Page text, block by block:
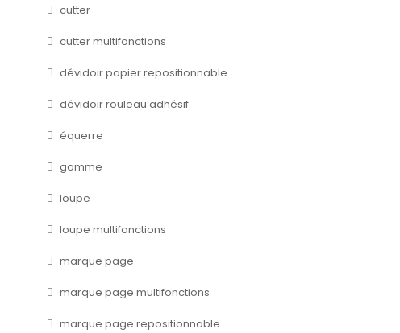
cutter
cutter multifonctions
dévidoir papier repositionnable
dévidoir rouleau adhésif
équerre
gomme
loupe
loupe multifonctions
marque page
marque page multifonctions
marque page repositionnable